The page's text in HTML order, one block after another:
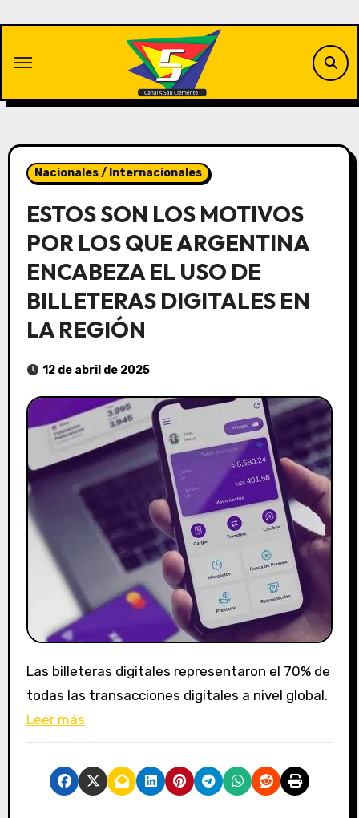
contenido
Nacionales / Internacionales
ESTOS SON LOS MOTIVOS
POR LOS QUE ARGENTINA
ENCABEZA EL USO DE
BILLETERAS DIGITALES EN
LA REGIÓN
12 de abril de 2025
Las billeteras digitales representaron el 70% de
todas las transacciones digitales a nivel global.
Leer más